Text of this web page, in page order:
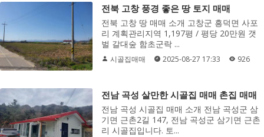
전북 고창 풍경 좋은 땅 토지 매매
전북 고창 땅 매매 소개 고창군 흥덕면 사포
리 계획관리지역 1,197평 / 평당 20만원 갯
벌 갈대숲 함초군락 ...
시골집매매 2025-08-27 17:33 926
전남 곡성 살만한 시골집 매매 촌집 매매
전남 곡성 시골집 매매 소개 전남 곡성군 삼
기면 근촌2길 147, 전남 곡성군 삼기면 근촌
리 시골집입니다. 토...